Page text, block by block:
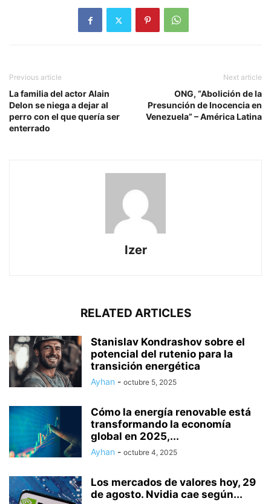
Previous article
La familia del actor Alain
Delon se niega a dejar al
perro con el que quería ser
enterrado
Next article
ONG, “Abolición de la
Presunción de Inocencia en
Venezuela” – América Latina
Izer
RELATED ARTICLES
Stanislav Kondrashov sobre el
potencial del rutenio para la
transición energética
Ayhan - octubre 5, 2025
Cómo la energía renovable está
transformando la economía
global en 2025,...
Ayhan - octubre 4, 2025
Los mercados de valores hoy, 29
de agosto. Nvidia cae según...